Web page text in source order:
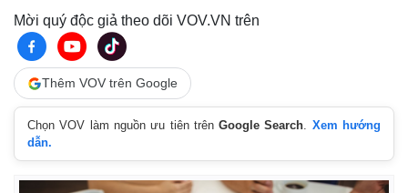
Mời quý độc giả theo dõi VOV.VN trên
Thêm VOV trên Google
Chọn VOV làm nguồn ưu tiên trênGoogle Search. Xem hướng
dẫn.